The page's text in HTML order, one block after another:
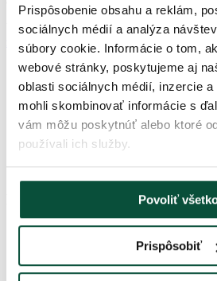
Prispôsobenie obsahu a reklám,
sociálnych médií a analýza
súbory cookie. Informácie o tom,
webové stránky, poskytujeme aj
oblasti sociálnych médií, inzercie
mohli skombinovať informácie s
vám môžu poskytnúť alebo ktoré
používali ich služby.
Povoliť
Prispôsobiť
Viac husto zasnežených stromčekov
zasnežené vianočné stromčeky
zelené, husto zasnežené 3D a
realisticky zasnežený vzhľad
dáždnikový rozkladací systém –
jednoduchá manipulácia –
poskladáte naspäť do krabice
vhodný pre všetky vianočné ozdoby
pevná železná konštrukcia
stabilný kovový stojan je súčasťou
Parametre produktu
Výška (so stojanom) 210cm